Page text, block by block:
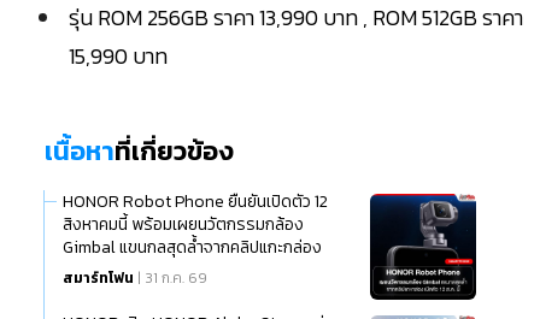
รุ่น ROM 256GB ราคา 13,990 บาท , ROM 512GB ราคา
15,990 บาท
เนื้อหาที่เกี่ยวข้อง
HONOR Robot Phone ยืนยันเปิดตัว 12
สิงหาคมนี้ พร้อมเผยนวัตกรรมกล้อง
Gimbal แขนกลสุดล้ำจากคลิปแกะกล่อง
สมาร์ทโฟน | 31 ก.ค. 69